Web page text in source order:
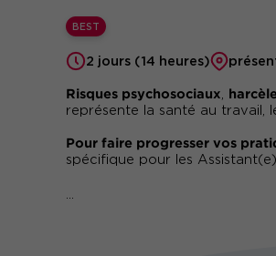
BEST
2 jours (14 heures)
Risques psychosociaux
représente la santé au travail,
Pour faire progresser vos
spécifique pour les